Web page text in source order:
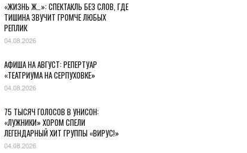
«ЖИЗНЬ Ж…»: СПЕКТАКЛЬ БЕЗ СЛОВ, ГДЕ
ТИШИНА ЗВУЧИТ ГРОМЧЕ ЛЮБЫХ
РЕПЛИК
04.08.2026
АФИША НА АВГУСТ: РЕПЕРТУАР
«ТЕАТРИУМА НА СЕРПУХОВКЕ»
04.08.2026
75 ТЫСЯЧ ГОЛОСОВ В УНИСОН:
«ЛУЖНИКИ» ХОРОМ СПЕЛИ
ЛЕГЕНДАРНЫЙ ХИТ ГРУППЫ «ВИРУС!»
04.08.2026